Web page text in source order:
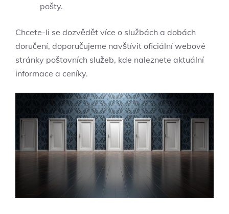
pošty.
Chcete-li se dozvědět více o službách a dobách
doručení, doporučujeme navštívit oficiální webové
stránky poštovních služeb, kde naleznete aktuální
informace a ceníky.